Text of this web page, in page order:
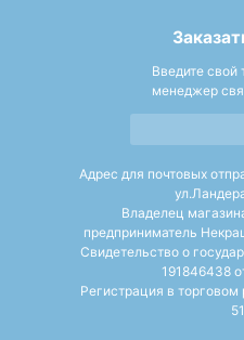
Введите свой
менеджер
Адрес для почтовых
Владелец
предприниматель
Свидетельство о
191846438
Регистрация в торговом